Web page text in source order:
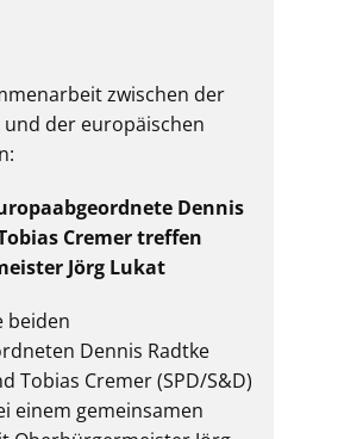
zwischen der
der europäischen
Dennis
Cremer treffen
Jörg Lukat
beiden
Dennis Radtke
Tobias Cremer (SPD/S&D)
einem gemeinsamen